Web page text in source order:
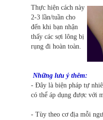
Thực hiện cách này
2-3 lần/tuần cho
đến khi bạn nhận
thấy các sợi lông bị
rụng đi hoàn toàn.
Những lưu ý thêm:
- Đây là biện pháp tự
có thể áp dụng được với
- Tùy theo cơ địa mỗi